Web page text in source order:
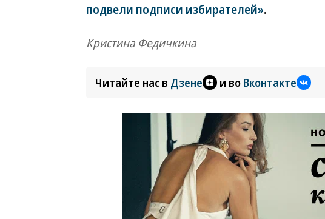
подвели подписи избирателей».
Кристина Федичкина
Читайте нас в Дзене и во Вконтакте